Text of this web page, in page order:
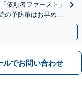
依頼者ファースト」
の予防策はお早めに
上】
ルでお問い合わせ